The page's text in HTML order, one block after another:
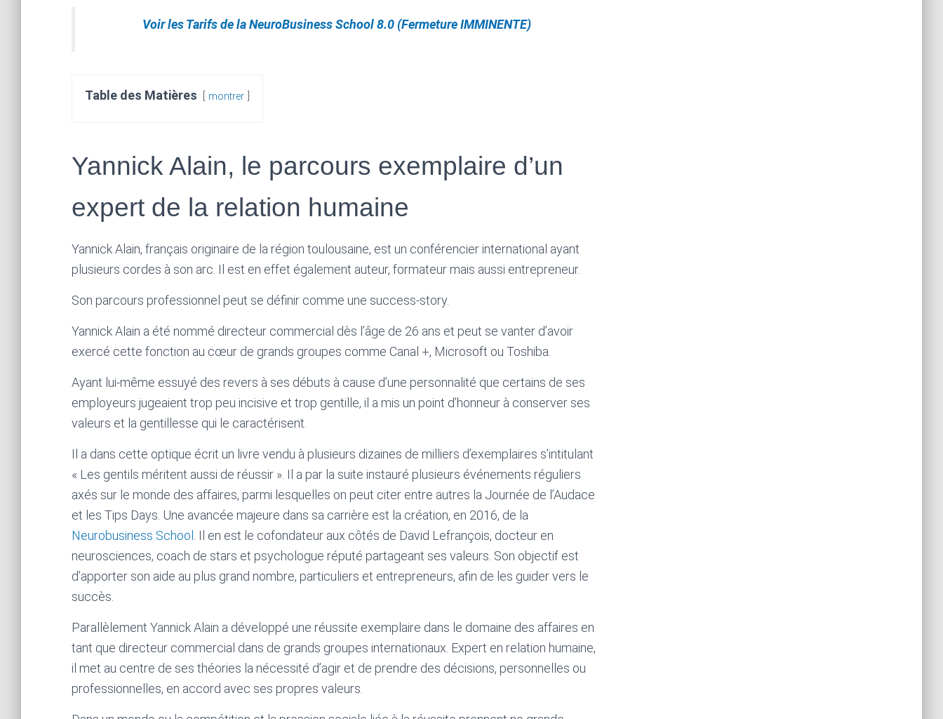
Voir les Tarifs de la NeuroBusiness School 8.0 (Fermeture IMMINENTE)
Table des Matières montrer
Yannick Alain, le parcours exemplaire d’un
expert de la relation humaine
Yannick Alain, français originaire de la région toulousaine, est un conférencier international ayant
plusieurs cordes à son arc. Il est en effet également auteur, formateur mais aussi entrepreneur.
Son parcours professionnel peut se définir comme une success-story.
Yannick Alain a été nommé directeur commercial dès l’âge de 26 ans et peut se vanter d’avoir
exercé cette fonction au cœur de grands groupes comme Canal +, Microsoft ou Toshiba.
Ayant lui-même essuyé des revers à ses débuts à cause d’une personnalité que certains de ses
employeurs jugeaient trop peu incisive et trop gentille, il a mis un point d’honneur à conserver ses
valeurs et la gentillesse qui le caractérisent.
Il a dans cette optique écrit un livre vendu à plusieurs dizaines de milliers d’exemplaires s’intitulant
« Les gentils méritent aussi de réussir ». Il a par la suite instauré plusieurs événements réguliers
axés sur le monde des affaires, parmi lesquelles on peut citer entre autres la Journée de l’Audace
et les Tips Days. Une avancée majeure dans sa carrière est la création, en 2016, de la
Neurobusiness School
. Il en est le cofondateur aux côtés de David Lefrançois, docteur en
neurosciences, coach de stars et psychologue réputé partageant ses valeurs. Son objectif est
d’apporter son aide au plus grand nombre, particuliers et entrepreneurs, afin de les guider vers le
succès.
Parallèlement Yannick Alain a développé une réussite exemplaire dans le domaine des affaires en
tant que directeur commercial dans de grands groupes internationaux. Expert en relation humaine,
il met au centre de ses théories la nécessité d’agir et de prendre des décisions, personnelles ou
professionnelles, en accord avec ses propres valeurs.